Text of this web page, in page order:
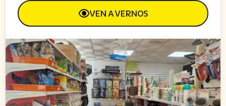
VEN A VERNOS